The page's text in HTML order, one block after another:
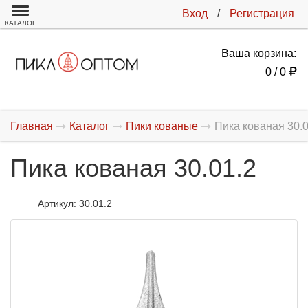
Вход / Регистрация
КАТАЛОГ
Ваша корзина:
0 / 0
Главная Каталог Пики кованые Пика кованая
Пика кованая 30.01.2
Артикул: 30.01.2